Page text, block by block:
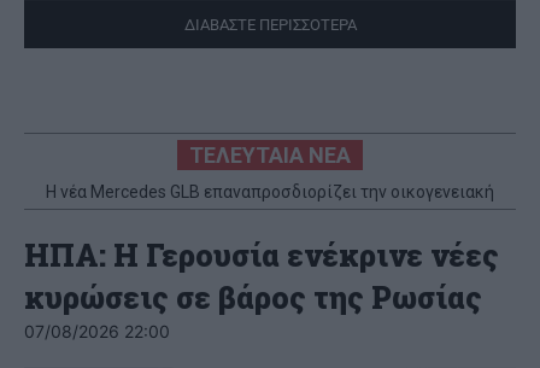
ΔΙΑΒΑΣΤΕ ΠΕΡΙΣΣΟΤΕΡΑ